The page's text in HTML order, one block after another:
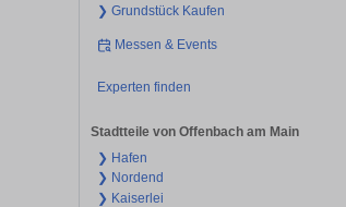
❯ Grundstück Kaufen
Messen & Events
Experten finden
Stadtteile von Offenbach am Main
❯ Hafen
❯ Nordend
❯ Kaiserlei